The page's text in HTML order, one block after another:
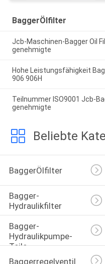
BaggerÖlfilter
Jcb-Maschinen-Bagger Oil
genehmigte
Hohe Leistungsfähigkeit
906 906H
Teilnummer ISO9001 Jcb-
genehmigte
Beliebte
BaggerÖlfilter
Bagger-
Hydraulikfilter
Bagger-
Hydraulikpumpe-
Teile
Baggerregelventil